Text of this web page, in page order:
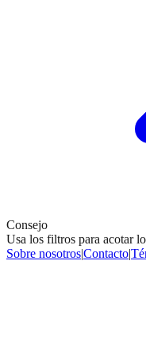
Consejo
Usa los filtros para acotar
Sobre nosotros|Contacto|